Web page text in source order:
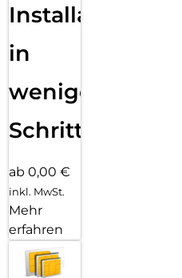
Installation
in
wenigen
Schritten
ab 0,00 €
inkl. MwSt.
Mehr
erfahren